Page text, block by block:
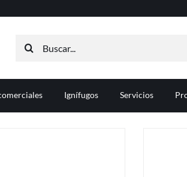
Buscar:
Ignífugos Servicios